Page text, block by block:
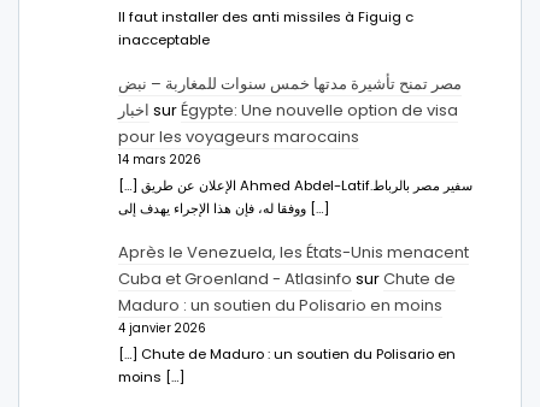
Il faut installer des anti missiles à Figuig c
inacceptable
مصر تمنح تأشيرة مدتها خمس سنوات للمغاربة – نبض
اخبار surÉgypte: Une nouvelle option de visa
pour les voyageurs marocains
14 mars 2026
[…] الإعلان عن طريق Ahmed Abdel-Latifسفير مصر بالرباط.
ووفقا له، فإن هذا الإجراء يهدف إلى […]
Après le Venezuela, les États-Unis menacent
Cuba et Groenland - Atlasinfo surChute de
Maduro : un soutien du Polisario en moins
4 janvier 2026
[…] Chute de Maduro : un soutien du Polisario en
moins […]